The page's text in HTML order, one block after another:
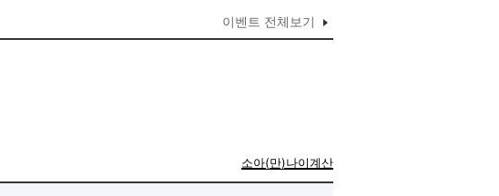
이벤트 전체보기
소아(만)나이계산